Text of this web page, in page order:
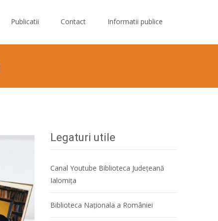
Publicatii Contact Informatii publice
Legaturi utile
Canal Youtube Biblioteca Județeană
Ialomița
Biblioteca Naţionala a României